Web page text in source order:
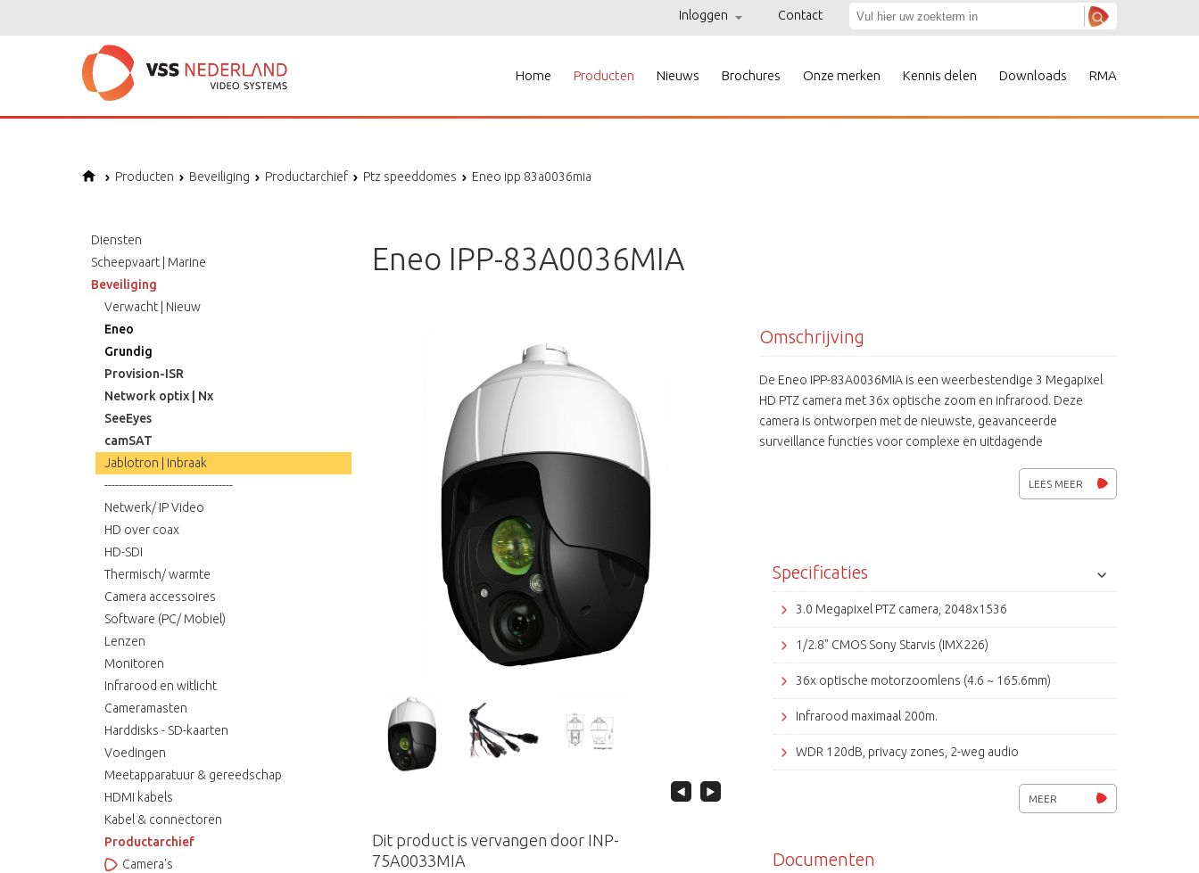
Inloggen Contact
Home Producten Nieuws Brochures Onze merken Kennis delen Downloads RMA
Producten Beveiliging Productarchief Ptz speeddomes Eneo ipp 83a0036mia
Diensten
Scheepvaart | Marine
Beveiliging
Verwacht | Nieuw
Eneo
Grundig
Provision-ISR
Network optix | Nx
SeeEyes
camSAT
Jablotron | Inbraak
------------------------------------
Netwerk/ IP Video
HD over coax
HD-SDI
Thermisch/ warmte
Camera accessoires
Software (PC/ Mobiel)
Lenzen
Monitoren
Infrarood en witlicht
Cameramasten
Harddisks - SD-kaarten
Voedingen
Meetapparatuur & gereedschap
HDMI kabels
Kabel & connectoren
Productarchief
Camera's
Eneo IPP-83A0036MIA
Dit product is vervangen door INP-
75A0033MIA
Omschrijving
De Eneo IPP-83A0036MIA is een weerbestendige 3 Megapixel
HD PTZ camera met 36x optische zoom en infrarood. Deze
camera is ontworpen met de nieuwste, geavanceerde
surveillance functies voor complexe en uitdagende
is zelf lerend. De camera beschikt over een lichtgevoelige Sony
Starvis sensor voor perfecte beeldweergave bij slechter
als real WDR (120dB), ruisonderdrukking, smart BLC en privé
zones zijn ingebouwd. Het aansluiten van een microfoon en
luidspreker en het lokaal opnemen van beelden op een micro
is in bijna alle Video Management Software pakketten te
LEES MEER
Specificaties
3.0 Megapixel PTZ camera, 2048x1536
1/2.8" CMOS Sony Starvis (IMX226)
36x optische motorzoomlens (4.6 ~ 165.6mm)
Infrarood maximaal 200m.
WDR 120dB, privacy zones, 2-weg audio
Lichtgevoeligheid 0.35lux @ F1.6 (IRE50), o lux (IR aan)
4 streams H.265, H.265+, H.264, H.264+, MJPEG (Smart codec)
MEER
Documenten